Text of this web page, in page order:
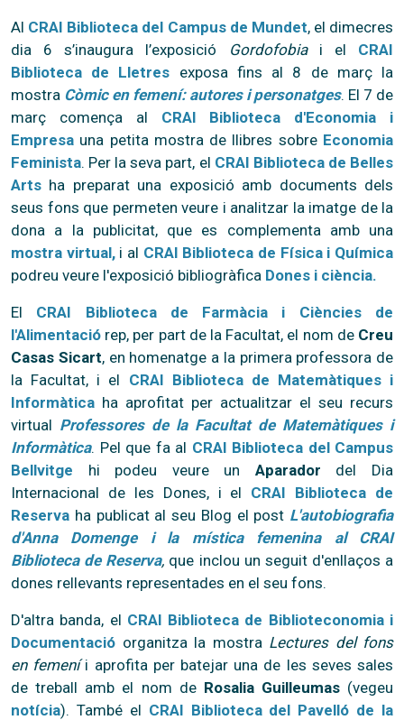
Al CRAI Biblioteca del Campus de Mundet, el dimecres
dia 6 s’inaugura l’exposició
Gordofobiai el CRAI
Biblioteca de Lletres exposa fins al 8 de març la
mostra Còmic en femení: autores i personatges. El 7 de
març comença al CRAI Biblioteca d'Economia i
Empresa una petita mostra de llibres sobre Economia
Feminista. Per la seva part, el CRAI Biblioteca de Belles
Arts ha preparat una exposició amb documents dels
seus fons que permeten veure i analitzar la imatge de la
dona a la publicitat, que es complementa amb una
mostra virtual,i al CRAI Biblioteca de Física i Química
podreu veure l'exposició bibliogràfica Dones i ciència.
El CRAI Biblioteca de Farmàcia i Ciències de
l'Alimentació rep, per part de la Facultat, el nom de Creu
Casas Sicart, en homenatge a la primera professora de
la Facultat, i el CRAI Biblioteca de Matemàtiques i
Informàtica ha aprofitat per actualitzar el seu recurs
virtual Professores de la Facultat de Matemàtiques i
Informàtica. Pel que fa al CRAI Biblioteca del Campus
Bellvitge hi podeu veure un Aparador del Dia
Internacional de les Dones, i el CRAI Biblioteca de
Reserva ha publicat al seu Blog el post L'autobiografia
d'Anna Domenge i la mística femenina al CRAI
Biblioteca de Reserva, que inclou un seguit d'enllaços a
dones rellevants representades en el seu fons.
D'altra banda, el CRAI Biblioteca de Biblioteconomia i
Documentació organitza la mostra Lectures del fons
en femeníi aprofita per batejar una de les seves sales
de treball amb el nom de Rosalia Guilleumas(vegeu
notícia). També el CRAI Biblioteca del Pavelló de la